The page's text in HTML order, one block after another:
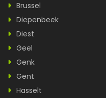
Brussel
Diepenbeek
Diest
Geel
Genk
Gent
Hasselt